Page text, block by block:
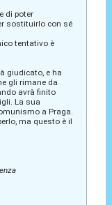
di poter
sostituirlo con sé
tentativo è
giudicato, e ha
gli rimane da
avrà finito
La sua
a Praga.
ma questo è il